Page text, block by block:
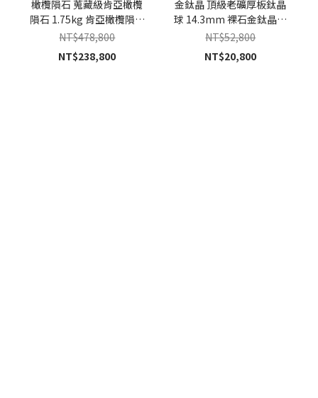
橄欖隕石 蒐藏級肯亞橄欖
隕石 1.75kg 肯亞橄欖隕石
原礦擺件
NT$478,800
NT$238,800
金鈦晶 頂級老礦厚板鈦晶
球 14.3mm 裸石金鈦晶吊
墜
NT$52,800
NT$20,800